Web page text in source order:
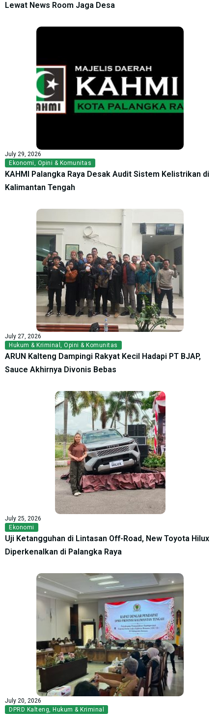
Lewat News Room Jaga Desa
July 29, 2026
Ekonomi, Opini & Komunitas
KAHMI Palangka Raya Desak Audit Sistem Kelistrikan di
Kalimantan Tengah
July 27, 2026
Hukum & Kriminal , Opini & Komunitas
ARUN Kalteng Dampingi Rakyat Kecil Hadapi PT BJAP,
Sauce Akhirnya Divonis Bebas
July 25, 2026
Ekonomi
Uji Ketangguhan di Lintasan Off-Road, New Toyota Hilux
Diperkenalkan di Palangka Raya
July 20, 2026
DPRD Kalteng, Hukum & Kriminal